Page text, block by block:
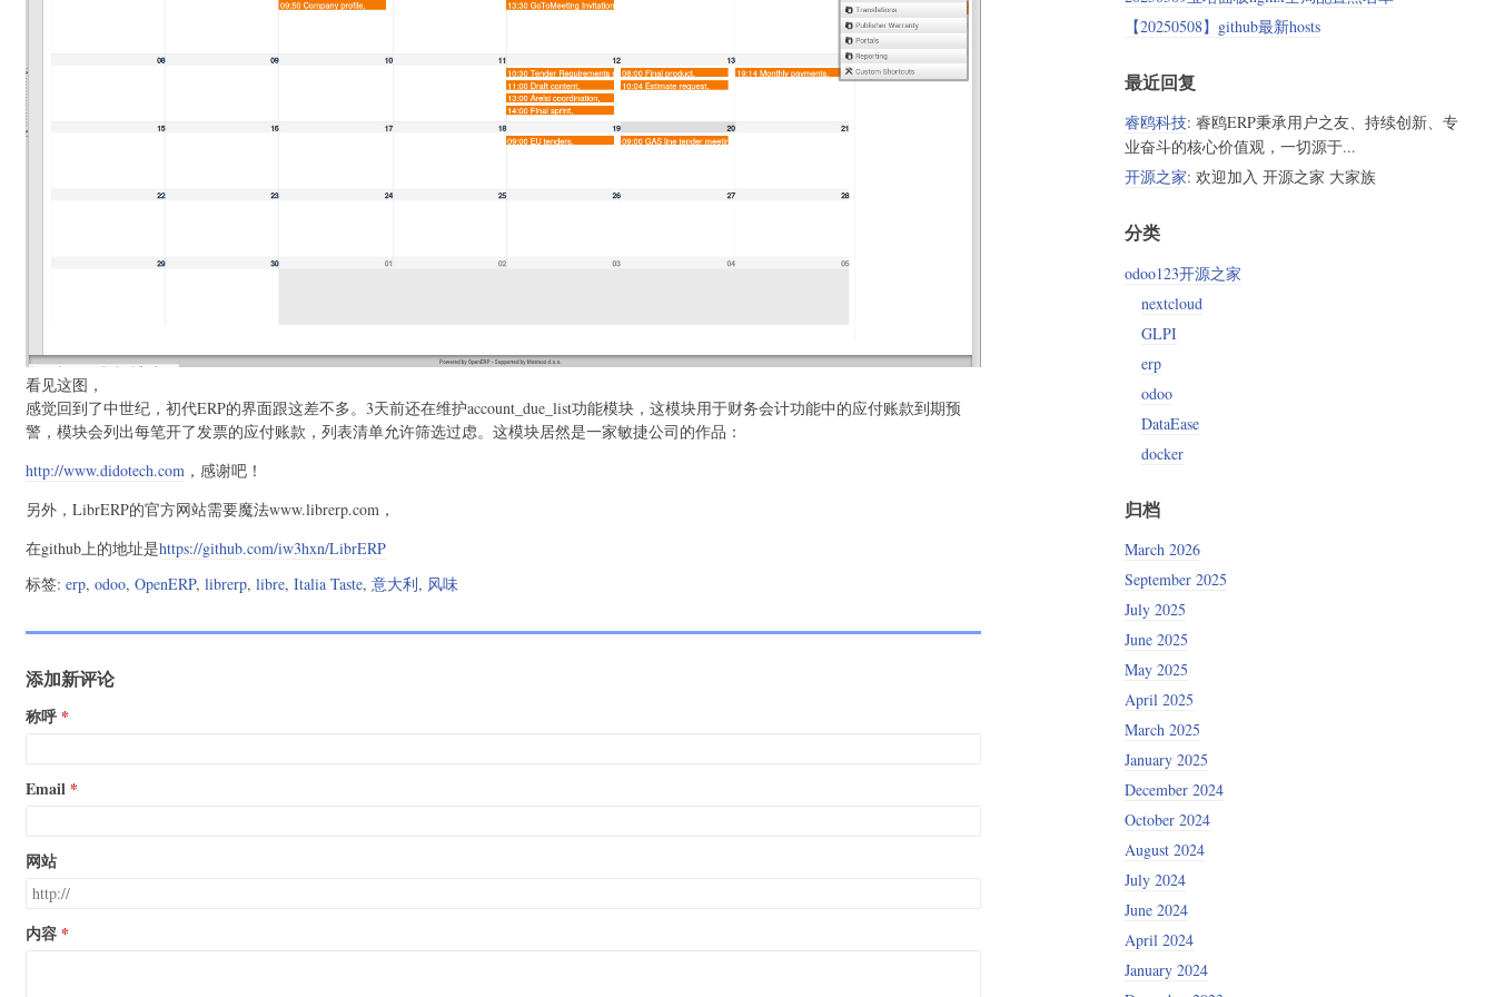
看见这图，
感觉回到了中世纪，初代ERP的界面跟这差不多。3天前还在维护account_due_list功能模块，这模块用于财务会计功能中的应付账款到期预
警，模块会列出每笔开了发票的应付账款，列表清单允许筛选过虑。这模块居然是一家敏捷公司的作品：
http://www.didotech.com ，感谢吧！
另外，LibrERP的官方网站需要魔法www.librerp.com，
在github上的地址是https://github.com/iw3hxn/LibrERP
标签:erp,odoo,OpenERP,librerp,libre,Italia Taste,意大利, 风味
添加新评论
称呼
Email
网站
内容
【20250508】github最新hosts
最近回复
睿鸥科技: 睿鸥ERP秉承用户之友、持续创新、专
业奋斗的核心价值观，一切源于...
开源之家: 欢迎加入 开源之家 大家族
分类
odoo123开源之家
nextcloud
GLPI
erp
odoo
DataEase
docker
归档
March 2026
September 2025
July 2025
June 2025
May 2025
April 2025
March 2025
January 2025
December 2024
October 2024
August 2024
July 2024
June 2024
April 2024
January 2024